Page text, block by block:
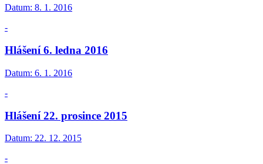
Datum: 8. 1. 2016
-
Hlášení 6. ledna 2016
Datum: 6. 1. 2016
-
Hlášení 22. prosince 2015
Datum: 22. 12. 2015
-